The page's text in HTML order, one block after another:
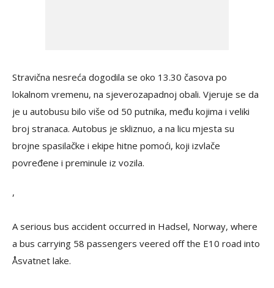
Stravična nesreća dogodila se oko 13.30 časova po
lokalnom vremenu, na sjeverozapadnoj obali. Vjeruje se da
je u autobusu bilo više od 50 putnika, među kojima i veliki
broj stranaca. Autobus je skliznuo, a na licu mjesta su
brojne spasilačke i ekipe hitne pomoći, koji izvlače
povređene i preminule iz vozila.
,
A serious bus accident occurred in Hadsel, Norway, where
a bus carrying 58 passengers veered off the E10 road into
Åsvatnet lake.